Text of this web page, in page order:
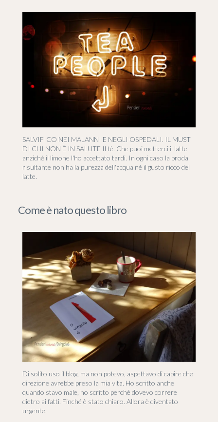
SALVIFICO NEI MALANNI E NEGLI OSPEDALI. IL MUST
DI CHI NON È IN SALUTE Il tè. Che puoi metterci il latte
anziché il limone l'ho accettato tardi. In ogni caso la broda
risultante non ha la purezza dell'acqua né il gusto ricco del
latte.
Come è nato questo libro
Di solito uso il blog, ma non potevo, aspettavo di capire che
direzione avrebbe preso la mia vita. Ho scritto anche
quando stavo male, ho scritto perché dovevo correre
dietro ai fatti. Finché è stato chiaro. Allora è diventato
urgente.